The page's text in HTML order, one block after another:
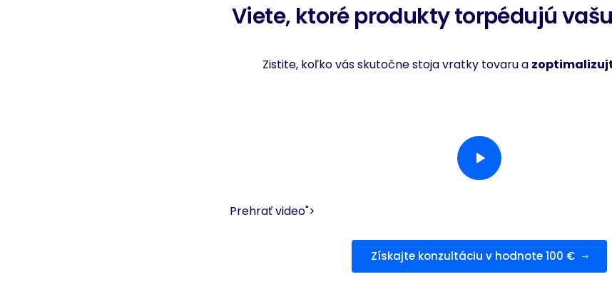
Viete, ktoré produkty torpédujú
Zistite, koľko vás skutočne stoja vratky tovaru a
Prehrať video">
Získajte konzultáciu v hodnote 100 €